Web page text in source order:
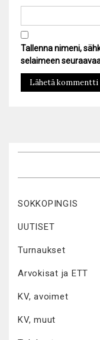
Tallenna nimeni,
selaimeen
SOKKOPINGIS
UUTISET
Turnaukset
Arvokisat ja ETT
KV, avoimet
KV, muut